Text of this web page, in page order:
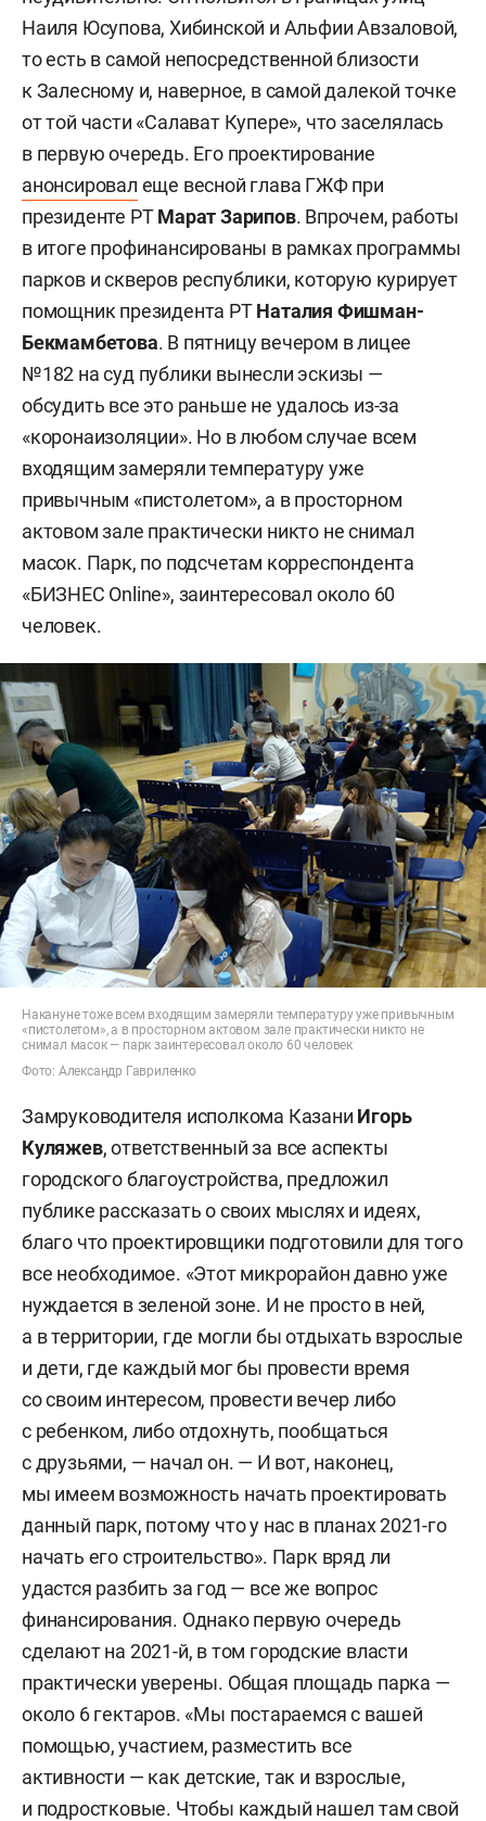
Наиля Юсупова, Хибинской и Альфии Авзаловой,
то есть в самой непосредственной близости
к Залесному и, наверное, в самой далекой точке
от той части «Салават Купере», что заселялась
в первую очередь. Его проектирование
анонсировал еще весной глава ГЖФ при
президенте РТМарат Зарипов. Впрочем, работы
в итоге профинансированы в рамках программы
парков и скверов республики, которую курирует
помощник президента РТНаталия Фишман-
Бекмамбетова. В пятницу вечером в лицее
№182 на суд публики вынесли эскизы —
обсудить все это раньше не удалось из-за
«коронаизоляции». Но в любом случае всем
входящим замеряли температуру уже
привычным «пистолетом», а в просторном
актовом зале практически никто не снимал
масок. Парк, по подсчетам корреспондента
«БИЗНЕС Online», заинтересовал около 60
человек.
Накануне тоже всем входящим замеряли температуру уже привычным
«пистолетом», а в просторном актовом зале практически никто не
снимал масок — парк заинтересовал около 60 человек
Фото: Александр Гавриленко
Замруководителя исполкома Казани Игорь
Куляжев, ответственный за все аспекты
городского благоустройства, предложил
публике рассказать о своих мыслях и идеях,
благо что проектировщики подготовили для того
все необходимое. «Этот микрорайон давно уже
нуждается в зеленой зоне. И не просто в ней,
а в территории, где могли бы отдыхать взрослые
и дети, где каждый мог бы провести время
со своим интересом, провести вечер либо
с ребенком, либо отдохнуть, пообщаться
с друзьями, — начал он. — И вот, наконец,
мы имеем возможность начать проектировать
данный парк, потому что у нас в планах 2021-го
начать его строительство». Парк вряд ли
удастся разбить за год — все же вопрос
финансирования. Однако первую очередь
сделают на 2021-й, в том городские власти
практически уверены. Общая площадь парка —
около 6 гектаров. «Мы постараемся с вашей
помощью, участием, разместить все
активности — как детские, так и взрослые,
и подростковые. Чтобы каждый нашел там свой